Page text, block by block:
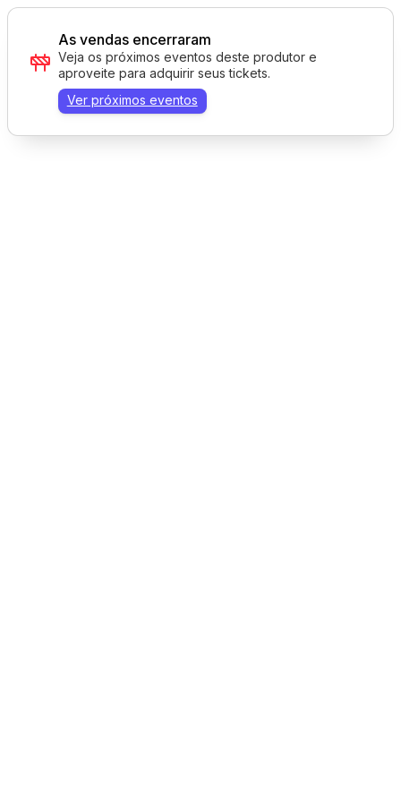
As vendas encerraram
Veja os próximos eventos deste produtor e
aproveite para adquirir seus tickets.
Ver próximos eventos